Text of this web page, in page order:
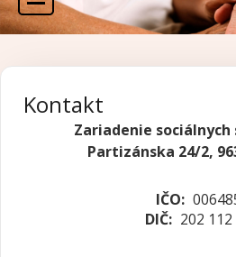
Kontakt
Zariadenie
Partizánska 24/2,
IČO:
DIČ: 202